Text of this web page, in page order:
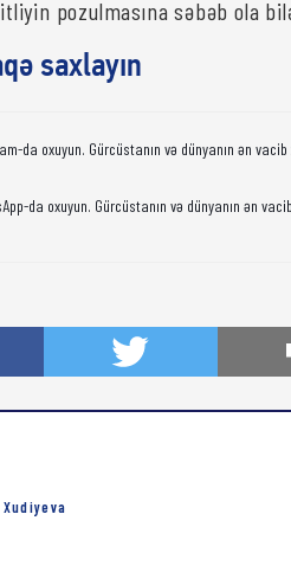
pozulmasına səbəb ola
saxlayın
da oxuyun. Gürcüstanın və dünyanın ən
da oxuyun. Gürcüstanın və dünyanın ən